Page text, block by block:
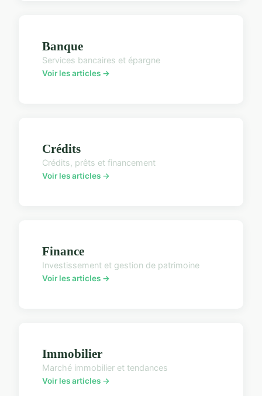
Banque
Services bancaires et épargne
Voir les articles →
Crédits
Crédits, prêts et financement
Voir les articles →
Finance
Investissement et gestion de patrimoine
Voir les articles →
Immobilier
Marché immobilier et tendances
Voir les articles →